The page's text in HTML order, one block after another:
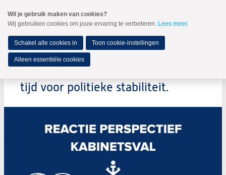
naar
Spring
de
inhoud
Spring
naar
hoofdmenu
MENU
tijd voor politieke stabiliteit.
Wil je gebruik maken van cookies?
Wij gebruiken cookies om jouw ervaring te verbeteren. Lees meer.
Schakel alle cookies in Toon cookie-instellingen
Alleen essentiële cookies